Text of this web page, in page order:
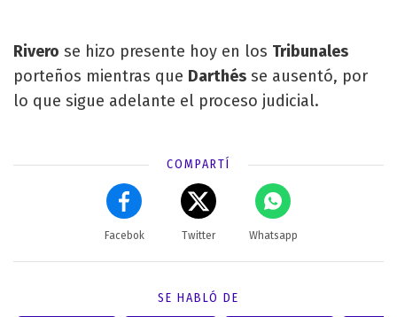
Rivero se hizo presente hoy en los Tribunales
porteños mientras que Darthés se ausentó, por
lo que sigue adelante el proceso judicial.
COMPARTÍ
Facebok Twitter Whatsapp
SE HABLÓ DE